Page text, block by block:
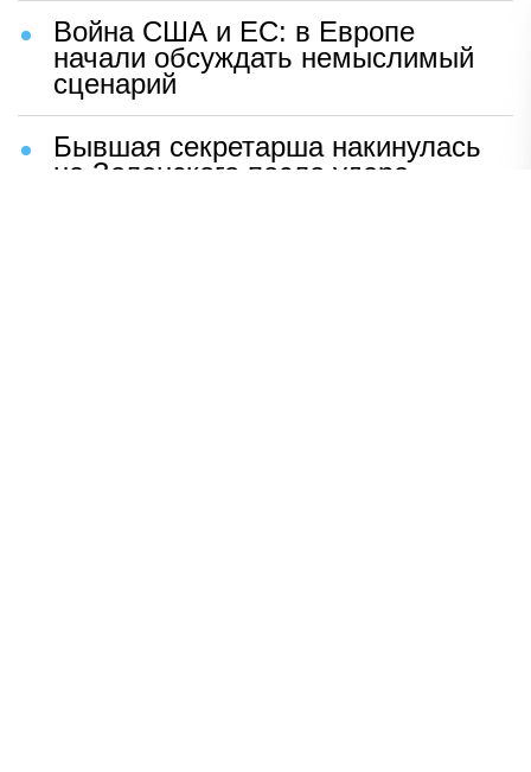
Война США и ЕС: в Европе
начали обсуждать немыслимый
сценарий
Бывшая секретарша накинулась
на Зеленского после удара